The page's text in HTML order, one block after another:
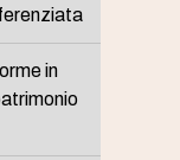
in